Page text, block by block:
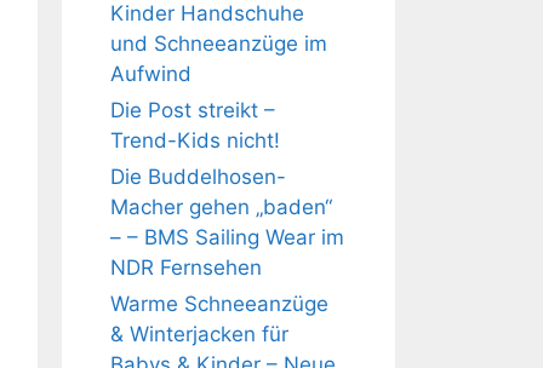
Kinder Handschuhe
und Schneeanzüge im
Aufwind
Die Post streikt –
Trend-Kids nicht!
Die Buddelhosen-
Macher gehen „baden“
– – BMS Sailing Wear im
NDR Fernsehen
Warme Schneeanzüge
& Winterjacken für